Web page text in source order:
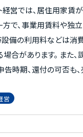
経営では、居住用家賃
方で、事業用賃料や独
設備の利用料などは消
場合があります。 また
告時期、還付の可否も
ま処理すると、後から税
う。 この記事では、アパート
営